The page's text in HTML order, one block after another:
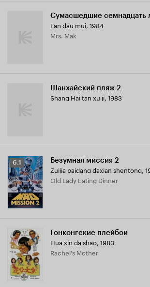
Сумасшедшие семнадцать
Fan dau mui, 1984
Mrs. Mak
Шанхайский пляж 2
Shang Hai tan xu ji, 1983
Рейтинг
Кинопоиска
6.1
6.1 Безумная миссия 2
Zuijia paidang daxian shentong,
Old Lady Eating Dinner
Гонконгские плейбои
Hua xin da shao, 1983
Rachel's Mother